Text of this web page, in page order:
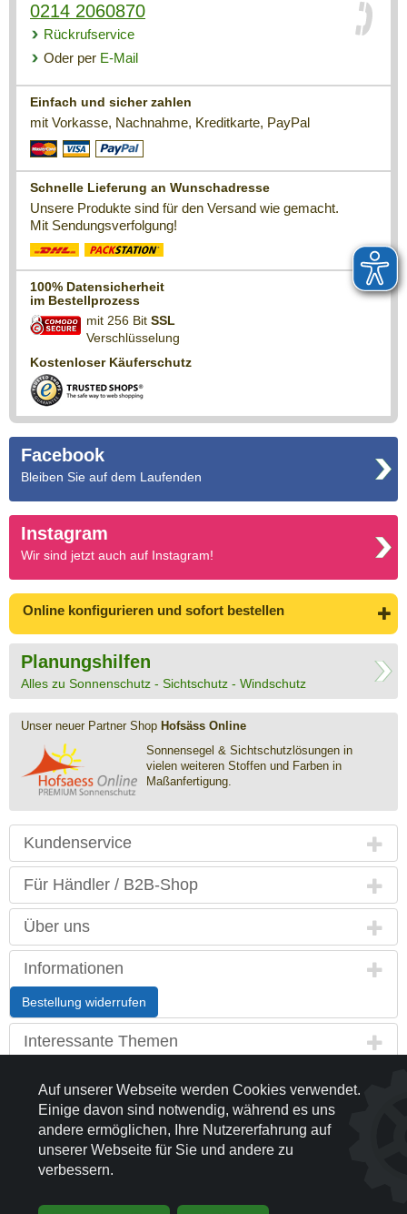
0214 2060870
Rückrufservice
Oder per E-Mail
Einfach und sicher zahlen
mit Vorkasse, Nachnahme, Kreditkarte, PayPal
Schnelle Lieferung an Wunschadresse
Unsere Produkte sind für den Versand wie gemacht.
Mit Sendungsverfolgung!
100% Datensicherheit
im Bestellprozess
mit 256 Bit SSL
Verschlüsselung
Kostenloser Käuferschutz
Facebook
Bleiben Sie auf dem Laufenden
Instagram
Wir sind jetzt auch auf Instagram!
Online konfigurieren und sofort bestellen
Planungshilfen
Alles zu Sonnenschutz - Sichtschutz - Windschutz
Unser neuer Partner Shop Hofsäss Online
Sonnensegel & Sichtschutz­lösungen in
vielen weiteren Stoffen und Farben in
Maßanfertigung.
Kundenservice
Für Händler / B2B-Shop
Über uns
Informationen
Bestellung widerrufen
Interessante Themen
Land / Sprache
Kontakt
Partnerseiten
Auf unserer Webseite werden Cookies verwendet.
Einige davon sind notwendig, während es uns
andere ermöglichen, Ihre Nutzererfahrung auf
unserer Webseite für Sie und andere zu
verbessern.